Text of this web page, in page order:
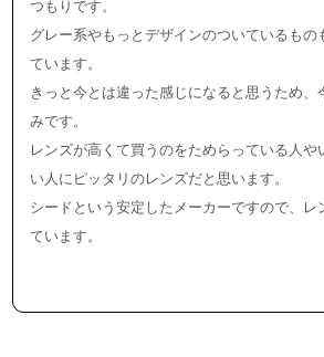
つもりです。
グレー系やもっとデザインのついているもの
ています。
きっと今とは違った感じになると思うため、
みです。
レンズが高くて買うのをためらっている人や
い人にピッタリのレンズだと思います。
シードという安定したメーカーですので、レ
ています。